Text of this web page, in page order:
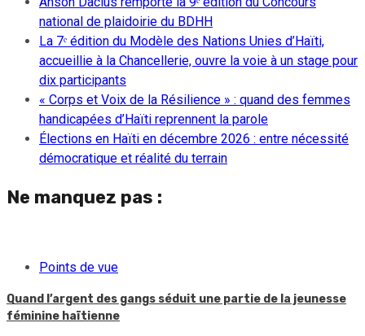
national de plaidoirie du BDHH
La 7ᵉ édition du Modèle des Nations Unies d’Haïti,
accueillie à la Chancellerie, ouvre la voie à un stage pour
dix participants
« Corps et Voix de la Résilience » : quand des femmes
handicapées d’Haïti reprennent la parole
Élections en Haïti en décembre 2026 : entre nécessité
démocratique et réalité du terrain
Ne manquez pas :
Points de vue
Quand l’argent des gangs séduit une partie de la jeunesse
féminine haïtienne